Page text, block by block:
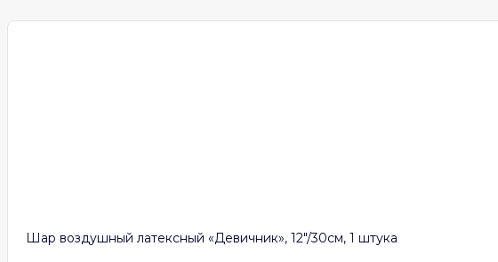
Шар воздушный латексный «Девичник», 12″/30см, 1 штука